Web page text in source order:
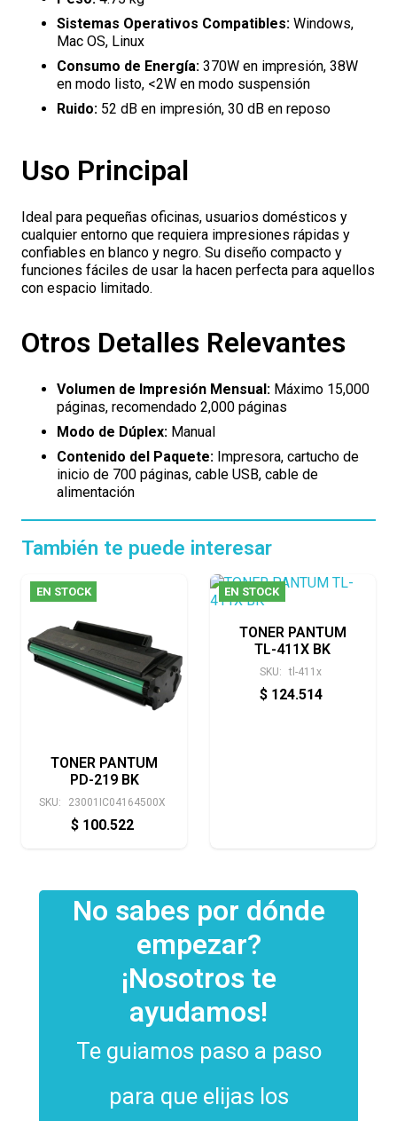
Sistemas Operativos Compatibles: Windows,
Mac OS, Linux
Consumo de Energía: 370W en impresión, 38W
en modo listo, <2W en modo suspensión
Ruido: 52 dB en impresión, 30 dB en reposo
Uso Principal
Ideal para pequeñas oficinas, usuarios domésticos y
cualquier entorno que requiera impresiones rápidas y
confiables en blanco y negro. Su diseño compacto y
funciones fáciles de usar la hacen perfecta para aquellos
con espacio limitado.
Otros Detalles Relevantes
Volumen de Impresión Mensual: Máximo 15,000
páginas, recomendado 2,000 páginas
Modo de Dúplex: Manual
Contenido del Paquete: Impresora, cartucho de
inicio de 700 páginas, cable USB, cable de
alimentación
También te puede interesar
EN STOCK
TONER PANTUM
PD-219 BK
SKU: 23001IC04164500X
$ 100.522
EN STOCK
TONER PANTUM
TL-411X BK
SKU: tl-411x
$ 124.514
No sabes por dónde
empezar?
¡Nosotros te
ayudamos!
Te guiamos paso a paso
para que elijas los